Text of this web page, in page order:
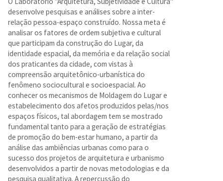
desenvolve pesquisas e análises sobre a inter-
relação pessoa-espaço construído. Nossa meta é
analisar os fatores de ordem subjetiva e cultural
que participam da construção do Lugar, da
identidade espacial, da memória e da relação social
dos praticantes da cidade, com vistas à
compreensão arquitetônico-urbanística do
fenômeno sociocultural e socioespacial. Ao
conhecer os mecanismos de Moldagem do Lugar e
estabelecimento dos afetos produzidos pelas/nos
espaços físicos, tal abordagem tem se mostrado
fundamental tanto para a geração de estratégias
de promoção do bem-estar humano, a partir da
análise das ambiências urbanas como para o
sucesso dos projetos de arquitetura e urbanismo
desenvolvidos a partir de novas metodologias e da
pesquisa qualitativa. A repercussão do